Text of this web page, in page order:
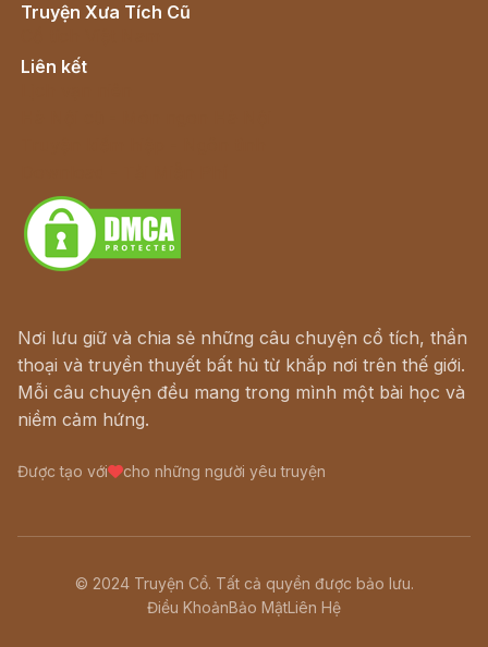
Truyện Xưa Tích Cũ
Liên kết
Nơi lưu giữ và chia sẻ những câu chuyện cổ tích, thần
thoại và truyền thuyết bất hủ từ khắp nơi trên thế giới.
Mỗi câu chuyện đều mang trong mình một bài học và
niềm cảm hứng.
Được tạo với cho những người yêu truyện
© 2024 Truyện Cổ. Tất cả quyền được bảo lưu.
Điều KhoảnBảo MậtLiên Hệ